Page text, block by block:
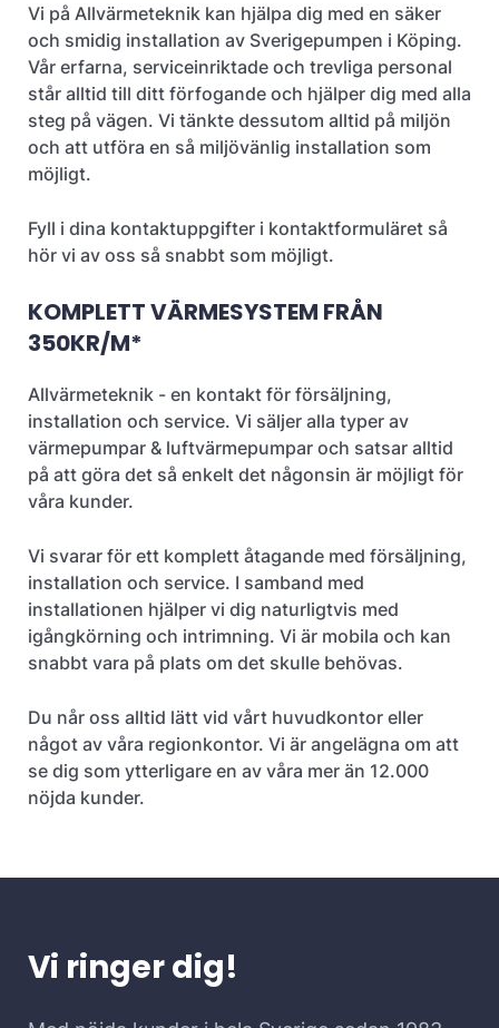
Vi på Allvärmeteknik kan hjälpa dig med en säker
och smidig installation av Sverigepumpen i Köping.
Vår erfarna, serviceinriktade och trevliga personal
står alltid till ditt förfogande och hjälper dig med alla
steg på vägen. Vi tänkte dessutom alltid på miljön
och att utföra en så miljövänlig installation som
möjligt.
Fyll i dina kontaktuppgifter i kontaktformuläret så
hör vi av oss så snabbt som möjligt.
KOMPLETT VÄRMESYSTEM FRÅN
350KR/M*
Allvärmeteknik - en kontakt för försäljning,
installation och service. Vi säljer alla typer av
värmepumpar & luftvärmepumpar och satsar alltid
på att göra det så enkelt det någonsin är möjligt för
våra kunder.
Vi svarar för ett komplett åtagande med försäljning,
installation och service. I samband med
installationen hjälper vi dig naturligtvis med
igångkörning och intrimning. Vi är mobila och kan
snabbt vara på plats om det skulle behövas.
Du når oss alltid lätt vid vårt huvudkontor eller
något av våra regionkontor. Vi är angelägna om att
se dig som ytterligare en av våra mer än 12.000
nöjda kunder.
Vi ringer dig!